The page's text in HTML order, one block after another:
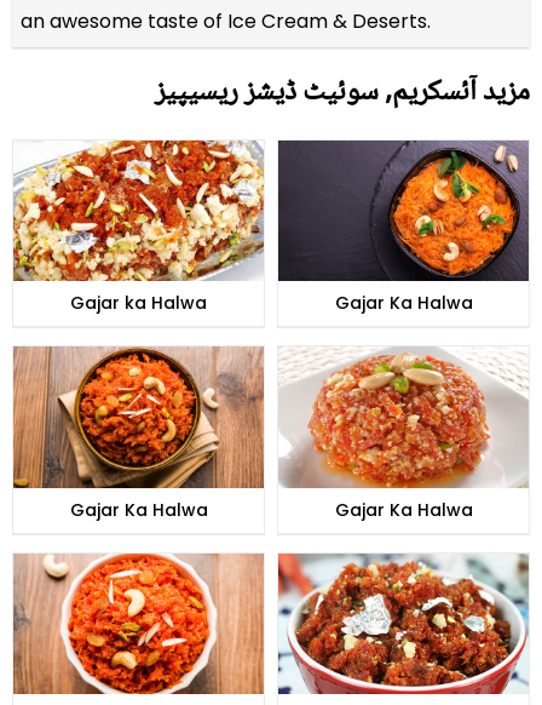
an awesome taste of Ice Cream & Deserts.
مزید آئسکریم, سوئیٹ ڈیشز ریسیپیز
Gajar ka Halwa Gajar Ka Halwa
Gajar Ka Halwa Gajar Ka Halwa